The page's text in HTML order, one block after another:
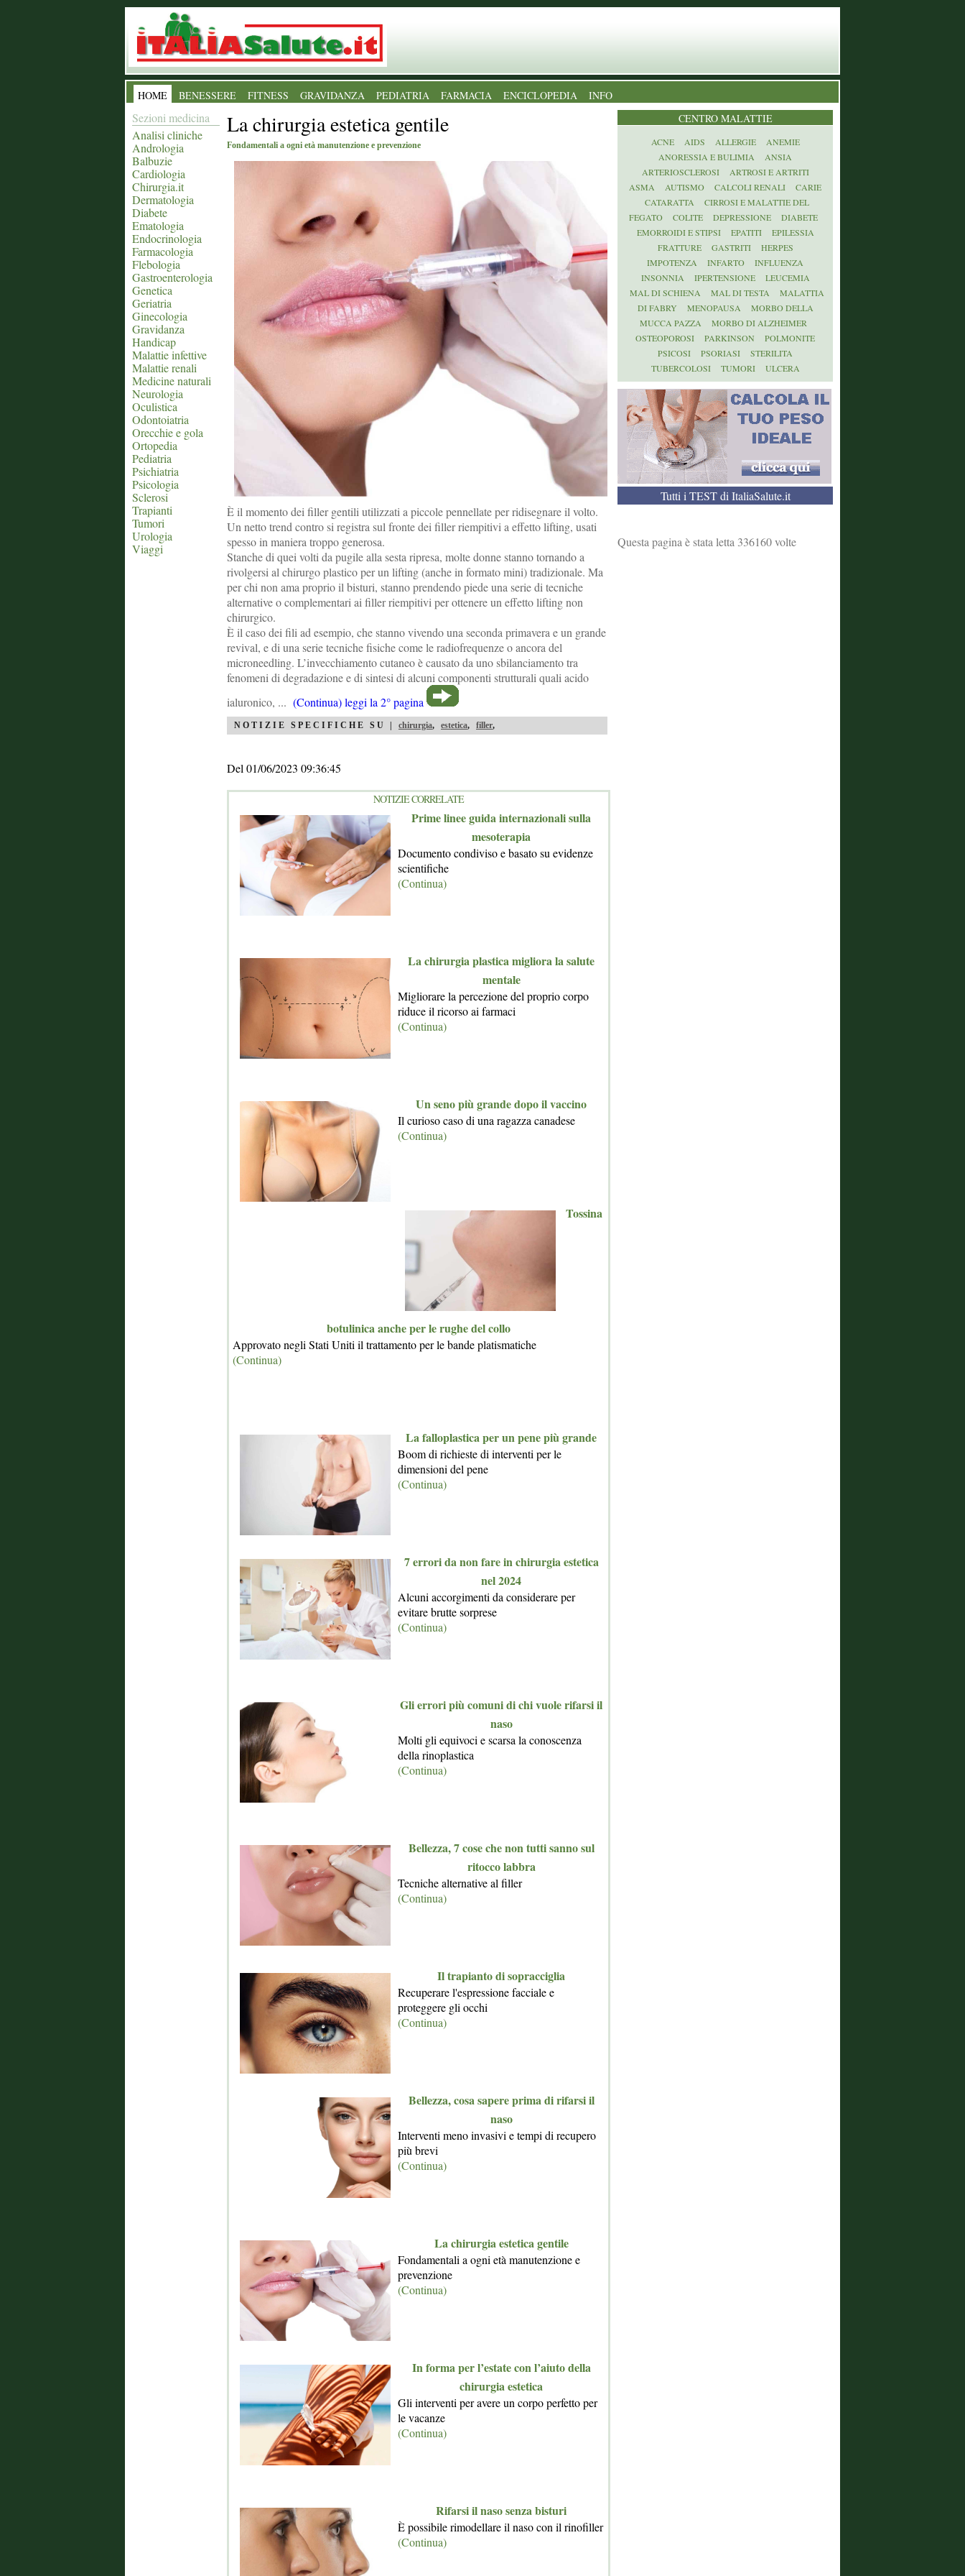
HOME BENESSERE FITNESS GRAVIDANZA PEDIATRIA FARMACIA ENCICLOPEDIA INFO
Sezioni medicina
Analisi cliniche
Andrologia
Balbuzie
Cardiologia
Chirurgia.it
Dermatologia
Diabete
Ematologia
Endocrinologia
Farmacologia
Flebologia
Gastroenterologia
Genetica
Geriatria
Ginecologia
Gravidanza
Handicap
Malattie infettive
Malattie renali
Medicine naturali
Neurologia
Oculistica
Odontoiatria
Orecchie e gola
Ortopedia
Pediatria
Psichiatria
Psicologia
Sclerosi
Trapianti
Tumori
Urologia
Viaggi
La chirurgia estetica gentile
Fondamentali a ogni età manutenzione e prevenzione
È il momento dei filler gentili utilizzati a piccole pennellate per ridisegnare il volto.
Un netto trend contro si registra sul fronte dei filler riempitivi a effetto lifting, usati
spesso in maniera troppo generosa.
Stanche di quei volti da pugile alla sesta ripresa, molte donne stanno tornando a
rivolgersi al chirurgo plastico per un lifting (anche in formato mini) tradizionale. Ma
per chi non ama proprio il bisturi, stanno prendendo piede una serie di tecniche
alternative o complementari ai filler riempitivi per ottenere un effetto lifting non
chirurgico.
È il caso dei fili ad esempio, che stanno vivendo una seconda primavera e un grande
revival, e di una serie tecniche fisiche come le radiofrequenze o ancora del
microneedling. L’invecchiamento cutaneo è causato da uno sbilanciamento tra
fenomeni di degradazione e di sintesi di alcuni componenti strutturali quali acido
ialuronico, ... (Continua) leggi la 2° pagina
NOTIZIE SPECIFICHE SU | chirurgia, estetica, filler,
Del 01/06/2023 09:36:45
NOTIZIE CORRELATE
Prime linee guida internazionali sulla
mesoterapia
Documento condiviso e basato su evidenze
scientifiche
(Continua)
La chirurgia plastica migliora la salute
mentale
Migliorare la percezione del proprio corpo
riduce il ricorso ai farmaci
(Continua)
Un seno più grande dopo il vaccino
Il curioso caso di una ragazza canadese
(Continua)
Tossina
botulinica anche per le rughe del collo
Approvato negli Stati Uniti il trattamento per le bande platismatiche
(Continua)
La falloplastica per un pene più grande
Boom di richieste di interventi per le
dimensioni del pene
(Continua)
7 errori da non fare in chirurgia estetica
nel 2024
Alcuni accorgimenti da considerare per
evitare brutte sorprese
(Continua)
Gli errori più comuni di chi vuole rifarsi il
naso
Molti gli equivoci e scarsa la conoscenza
della rinoplastica
(Continua)
Bellezza, 7 cose che non tutti sanno sul
ritocco labbra
Tecniche alternative al filler
(Continua)
Il trapianto di sopracciglia
Recuperare l'espressione facciale e
proteggere gli occhi
(Continua)
Bellezza, cosa sapere prima di rifarsi il
naso
Interventi meno invasivi e tempi di recupero
più brevi
(Continua)
La chirurgia estetica gentile
Fondamentali a ogni età manutenzione e
prevenzione
(Continua)
In forma per l’estate con l’aiuto della
chirurgia estetica
Gli interventi per avere un corpo perfetto per
le vacanze
(Continua)
Rifarsi il naso senza bisturi
È possibile rimodellare il naso con il rinofiller
(Continua)
CENTRO MALATTIE
ACNE AIDS ALLERGIE
ANEMIE
ANORESSIA E BULIMIA
ANSIA
ARTERIOSCLEROSI
ARTROSI E ARTRITI
ASMA
AUTISMO CALCOLI RENALI
CARIE
CATARATTA
CIRROSI E MALATTIE DEL
FEGATO
COLITE DEPRESSIONE
DIABETE
EMORROIDI E STIPSI
EPATITI
EPILESSIA
FRATTURE
GASTRITI
HERPES
IMPOTENZA
INFARTO
INFLUENZA
INSONNIA
IPERTENSIONE
LEUCEMIA
MAL DI SCHIENA
MAL DI TESTA
MALATTIA
DI FABRY
MENOPAUSA
MORBO DELLA
MUCCA PAZZA
MORBO DI ALZHEIMER
OSTEOPOROSI
PARKINSON
POLMONITE
PSICOSI
PSORIASI
STERILITA
TUBERCOLOSI
TUMORI ULCERA
Tutti i TEST di ItaliaSalute.it
Questa pagina è stata letta 336160 volte